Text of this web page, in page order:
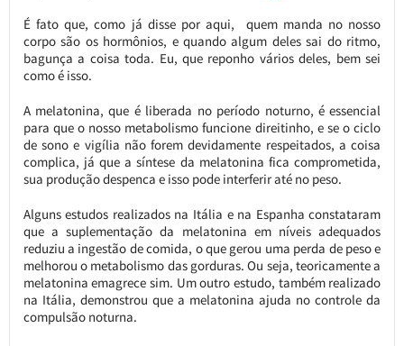
É fato que, como já disse por aqui, quem manda no nosso
corpo são os hormônios, e quando algum deles sai do ritmo,
bagunça a coisa toda. Eu, que reponho vários deles, bem sei
como é isso.
A melatonina, que é liberada no período noturno, é essencial
para que o nosso metabolismo funcione direitinho, e se o ciclo
de sono e vigília não forem devidamente respeitados, a coisa
complica, já que a síntese da melatonina fica comprometida,
sua produção despenca e isso pode interferir até no peso.
Alguns estudos realizados na Itália e na Espanha constataram
que a suplementação da melatonina em níveis adequados
reduziu a ingestão de comida, o que gerou uma perda de peso e
melhorou o metabolismo das gorduras. Ou seja, teoricamente a
melatonina emagrece sim. Um outro estudo, também realizado
na Itália, demonstrou que a melatonina ajuda no controle da
compulsão noturna.